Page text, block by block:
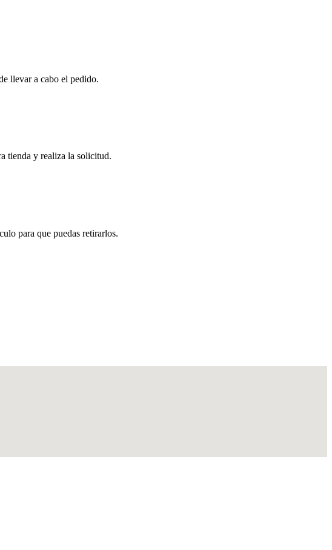
llevar a cabo el pedido.
tienda y realiza la solicitud.
para que puedas retirarlos.